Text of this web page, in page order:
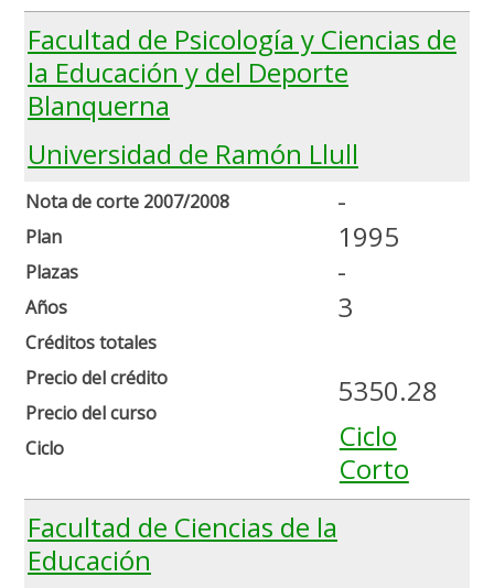
Facultad de Psicología y Ciencias de
la Educación y del Deporte
Blanquerna
Universidad de Ramón Llull
Nota de corte 2007/2008
Plan
Plazas
Años
Créditos totales
Precio del crédito
Precio del curso
Ciclo
-
1995
-
3
5350.28
Ciclo
Corto
Facultad de Ciencias de la
Educación